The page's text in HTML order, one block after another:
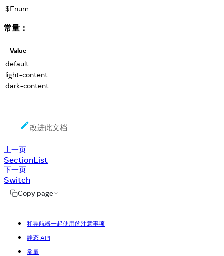
$Enum
常量：
Value
default
light-content
dark-content
改进此文档
上一页
SectionList
下一页
Switch
Copy page
和导航器一起使用的注意事项
静态 API
常量